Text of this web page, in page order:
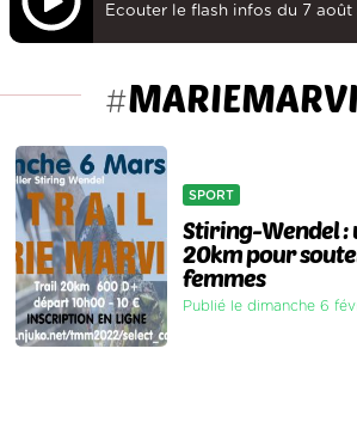
Ecouter le flash infos du 7 août
#
SPORT
Stiring-Wendel :
20km pour
femmes
Publié le dimanche 6